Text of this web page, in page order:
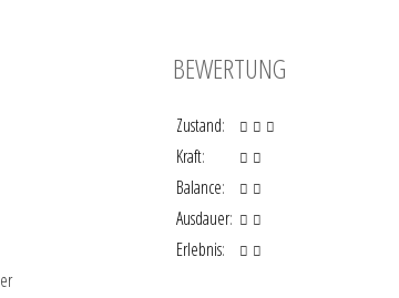
BEWERTUNG
Zustand:
Kraft:
Balance:
Ausdauer:
Erlebnis: